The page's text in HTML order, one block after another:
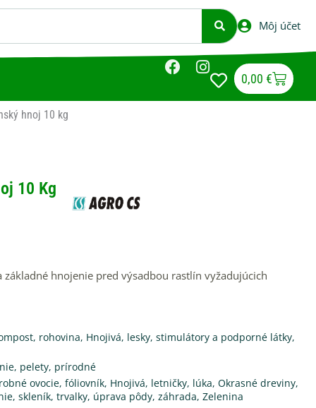
Môj účet
F
a
I
n
0,00 €Cart
hnoj 10 kg
10 Kg
hnojenie pred výsadbou rastlín vyžadujúcich
rohovina, Hnojivá, lesky, stimulátory a podporné látky,
, pelety, prírodné
ovocie, fóliovník, Hnojivá, letničky, lúka, Okrasné dreviny,
, skleník, trvalky, úprava pôdy, záhrada, Zelenina